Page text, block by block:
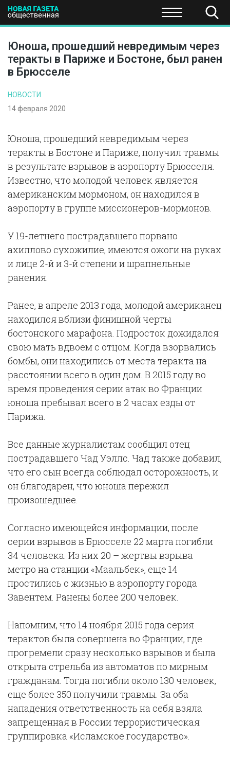
ПОЛИТИКА ЭКОНОМИКА НАУКА И
Юноша, прошедший невредимым через
теракты в Париже и Бостоне, был ранен
в Брюсселе
НОВОСТИ
14 февраля 2020
Юноша, прошедший невредимым через
теракты в Бостоне и Париже, получил травмы
в результате взрывов в аэропорту Брюсселя.
Известно, что молодой человек является
американским мормоном, он находился в
аэропорту в группе миссионеров-мормонов.
У 19-летнего пострадавшего порвано
ахиллово сухожилие, имеются ожоги на руках
и лице 2-й и 3-й степени и шрапнельные
ранения.
Ранее, в апреле 2013 года, молодой американец
находился вблизи финишной черты
бостонского марафона. Подросток дожидался
свою мать вдвоем с отцом. Когда взорвались
бомбы, они находились от места теракта на
расстоянии всего в один дом. В 2015 году во
время проведения серии атак во Франции
юноша пребывал всего в 2 часах езды от
Парижа.
Все данные журналистам сообщил отец
пострадавшего Чад Уэллс. Чад также добавил,
что его сын всегда соблюдал осторожность, и
он благодарен, что юноша пережил
произошедшее.
Согласно имеющейся информации, после
серии взрывов в Брюсселе 22 марта погибли
34 человека. Из них 20 – жертвы взрыва
метро на станции «Маальбек», еще 14
простились с жизнью в аэропорту города
Завентем. Ранены более 200 человек.
Напомним, что 14 ноября 2015 года серия
терактов была совершена во Франции, где
прогремели сразу несколько взрывов и была
открыта стрельба из автоматов по мирным
гражданам. Тогда погибли около 130 человек,
еще более 350 получили травмы. За оба
нападения ответственность на себя взяла
запрещенная в России террористическая
группировка «Исламское государство».